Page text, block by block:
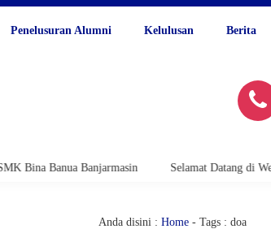
Penelusuran Alumni Kelulusan Berita
Banua Banjarmasin Selamat Datang di Website
Anda disini : Home - Tags : doa